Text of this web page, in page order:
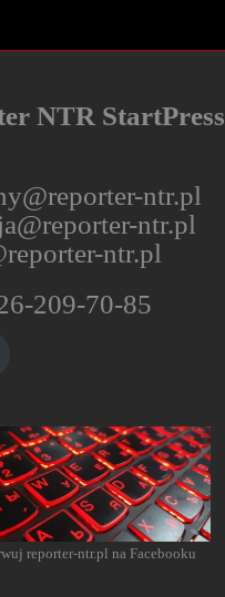
NTR StartPress
ntr.pl
ntr.pl
ntr.pl
209-70-85
reporter-ntr.pl na Facebooku